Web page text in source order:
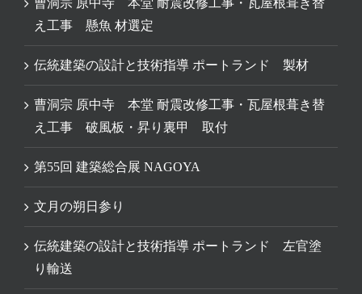
曹洞宗 原中寺 本堂 耐震改修工事・瓦屋根葺き替
え工事 懸魚 材選定
伝統建築の設計と技術指導 ポートランド 製材
曹洞宗 原中寺 本堂 耐震改修工事・瓦屋根葺き替
え工事 破風板・昇り裏甲 取付
第55回 建築総合展 NAGOYA
文月の朔日参り
伝統建築の設計と技術指導 ポートランド 左官塗
り輸送